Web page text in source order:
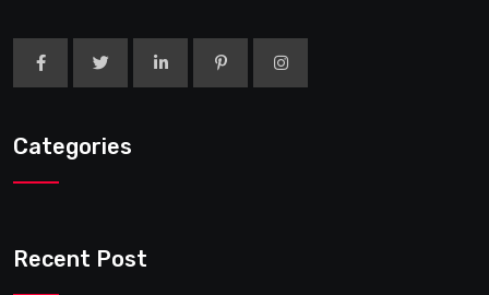
Categories
Recent Post